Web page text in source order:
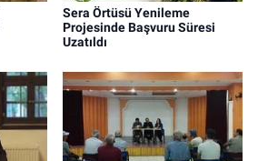
Sera Örtüsü Yenileme
Projesinde Başvuru Süresi
Uzatıldı